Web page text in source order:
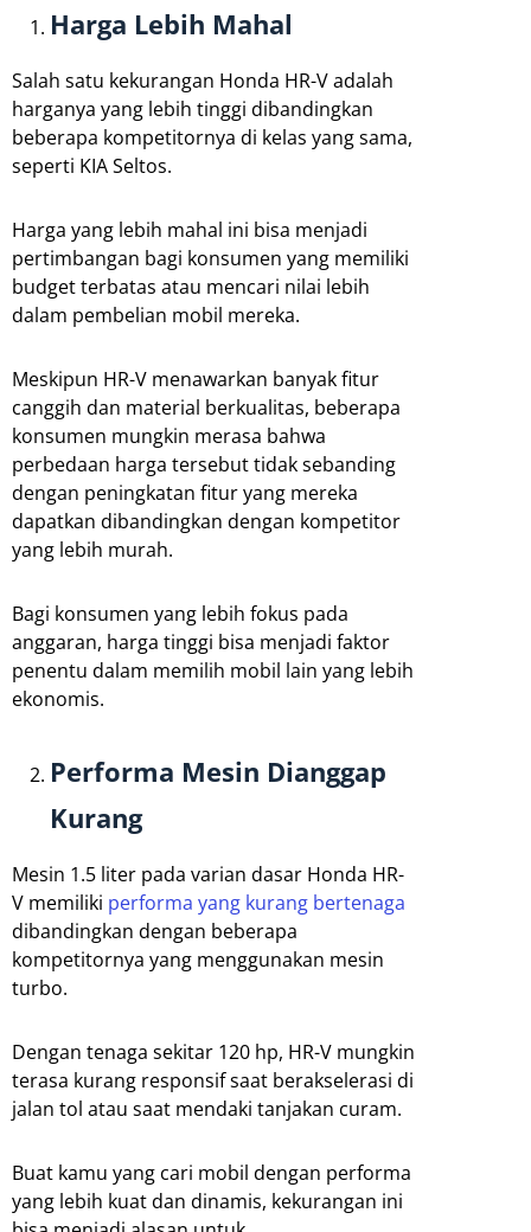
Harga Lebih Mahal
Salah satu kekurangan Honda HR-V adalah
harganya yang lebih tinggi dibandingkan
beberapa kompetitornya di kelas yang sama,
seperti KIA Seltos.
Harga yang lebih mahal ini bisa menjadi
pertimbangan bagi konsumen yang memiliki
budget terbatas atau mencari nilai lebih
dalam pembelian mobil mereka.
Meskipun HR-V menawarkan banyak fitur
canggih dan material berkualitas, beberapa
konsumen mungkin merasa bahwa
perbedaan harga tersebut tidak sebanding
dengan peningkatan fitur yang mereka
dapatkan dibandingkan dengan kompetitor
yang lebih murah.
Bagi konsumen yang lebih fokus pada
anggaran, harga tinggi bisa menjadi faktor
penentu dalam memilih mobil lain yang lebih
ekonomis.
Performa Mesin Dianggap
Kurang
Mesin 1.5 liter pada varian dasar Honda HR-
V memiliki performa yang kurang bertenaga
dibandingkan dengan beberapa
kompetitornya yang menggunakan mesin
turbo.
Dengan tenaga sekitar 120 hp, HR-V mungkin
terasa kurang responsif saat berakselerasi di
jalan tol atau saat mendaki tanjakan curam.
Buat kamu yang cari mobil dengan performa
yang lebih kuat dan dinamis, kekurangan ini